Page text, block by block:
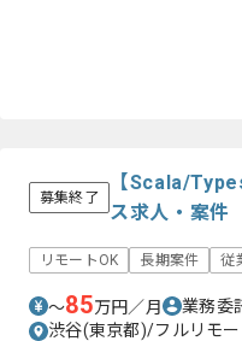
募集終了
【Scala/
ス求人・案件
リモートOK 長期案件 従
〜85万円／月 業務委
渋谷(東京都)/フルリモー